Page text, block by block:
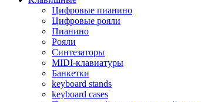
Цифровые пианино
Цифровые рояли
Пианино
Рояли
Синтезаторы
MIDI-клавиатуры
Банкетки
keyboard stands
keyboard cases